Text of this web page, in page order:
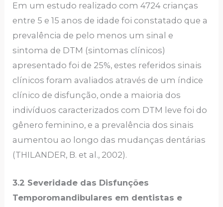
Em um estudo realizado com 4724 crianças
entre 5 e 15 anos de idade foi constatado que a
prevalência de pelo menos um sinal e
sintoma de DTM (sintomas clínicos)
apresentado foi de 25%, estes referidos sinais
clínicos foram avaliados através de um índice
clínico de disfunção, onde a maioria dos
indivíduos caracterizados com DTM leve foi do
gênero feminino, e a prevalência dos sinais
aumentou ao longo das mudanças dentárias
(THILANDER, B. et al., 2002).
3.2 Severidade das Disfunções
Temporomandibulares em dentistas e